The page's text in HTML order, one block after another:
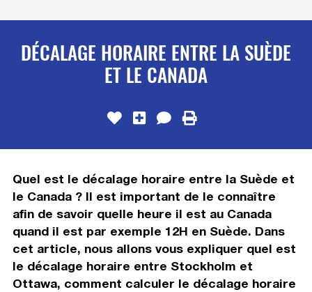
DÉCALAGE HORAIRE ENTRE LA SUÈDE
ET LE CANADA
Quel est le décalage horaire entre la Suède et
le Canada ? Il est important de le connaître
afin de savoir quelle heure il est au Canada
quand il est par exemple 12H en Suède. Dans
cet article, nous allons vous expliquer quel est
le décalage horaire entre Stockholm et
Ottawa, comment calculer le décalage horaire